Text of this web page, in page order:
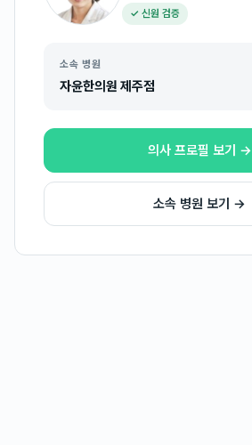
✓ 신원 검증
소속 병원
자윤한의원 제주점
의사 프로필 보기 →
소속 병원 보기 →